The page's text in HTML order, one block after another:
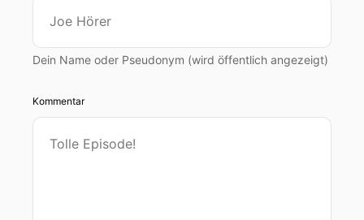
Dein Name oder Pseudonym (wird öffentlich angezeigt)
Kommentar